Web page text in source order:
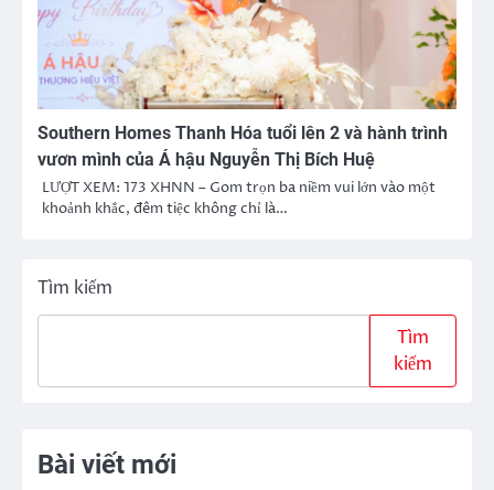
Southern Homes Thanh Hóa tuổi lên 2 và hành trình
vươn mình của Á hậu Nguyễn Thị Bích Huệ
LƯỢT XEM: 173 XHNN – Gom trọn ba niềm vui lớn vào một
khoảnh khắc, đêm tiệc không chỉ là…
Tìm kiếm
Tìm
kiếm
Bài viết mới